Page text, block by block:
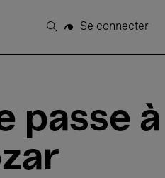
Rechercher
Se connecter
passe à